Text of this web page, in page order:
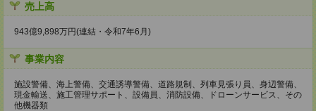
売上高
943億9,898万円(連結・令和7年6月)
事業内容
施設警備、海上警備、交通誘導警備、道路規制、列車見張り員、身辺警備、
現金輸送、施工管理サポート、設備員、消防設備、ドローンサービス、その
他機器類